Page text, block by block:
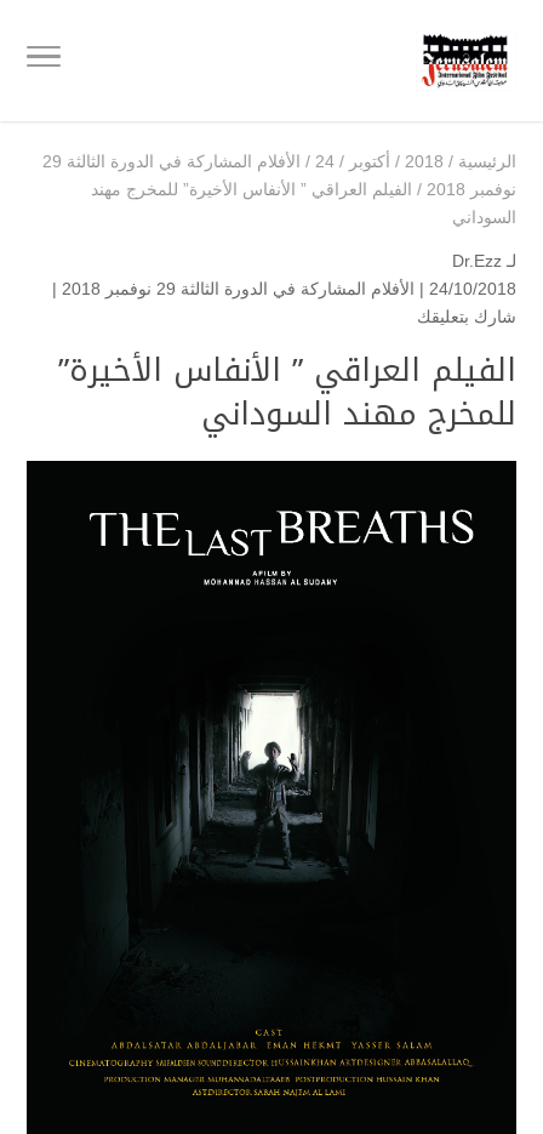
الرئيسية /
2018
/ أكتوبر /
24
/
الأفلام المشاركة في الدورة الثالثة 29
نوفمبر 2018
/ الفيلم العراقي ” الأنفاس الأخيرة” للمخرج مهند
السوداني
لـ Dr.Ezz
24/10/2018 |
الأفلام المشاركة في الدورة الثالثة 29 نوفمبر 2018
|
شارك بتعليقك
الفيلم العراقي ” الأنفاس الأخيرة”
للمخرج مهند السوداني